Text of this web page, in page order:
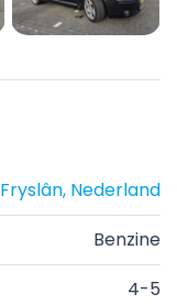
Fryslân, Nederland
Benzine
4-5